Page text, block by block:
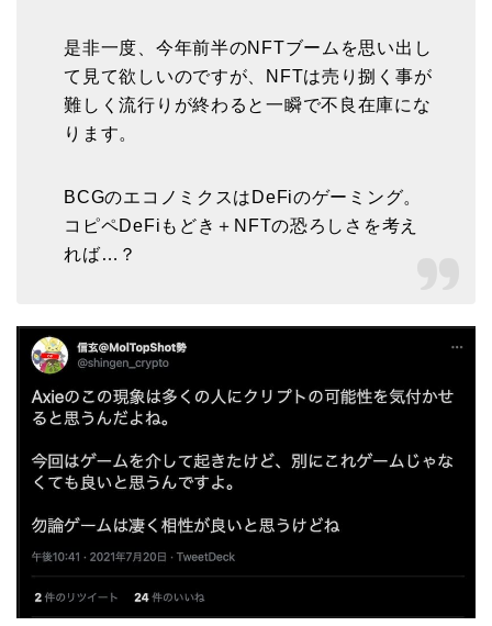
是非一度、今年前半のNFTブームを思い出し
て見て欲しいのですが、NFTは売り捌く事が
難しく流行りが終わると一瞬で不良在庫にな
ります。
BCGのエコノミクスはDeFiのゲーミング。
コピペDeFiもどき＋NFTの恐ろしさを考え
れば…？